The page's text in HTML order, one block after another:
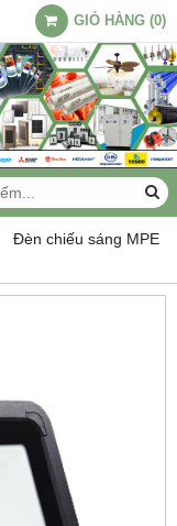
GIỎ HÀNG (0)
Đèn chiếu sáng MPE